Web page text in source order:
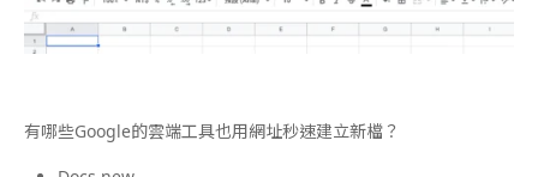
有哪些Google的雲端工具也用網址秒速建立新檔？